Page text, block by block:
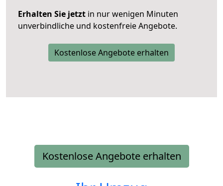
Erhalten Sie jetzt in nur wenigen Minuten
unverbindliche und kostenfreie Angebote.
Kostenlose Angebote erhalten
Kostenlose Angebote erhalten